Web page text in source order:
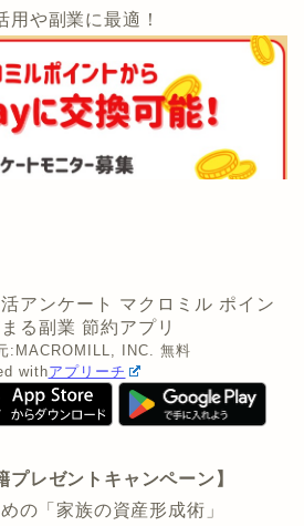
用や副業に最適！
アンケート マクロミル ポイン
まる副業 節約アプリ
: MACROMILL, INC.
無料
withアプリーチ
プレゼントキャンペーン】
の「家族の資産形成術」